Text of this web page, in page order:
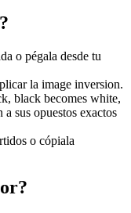
o pégala desde tu
la image inversion.
black becomes white,
sus opuestos exactos
o cópiala